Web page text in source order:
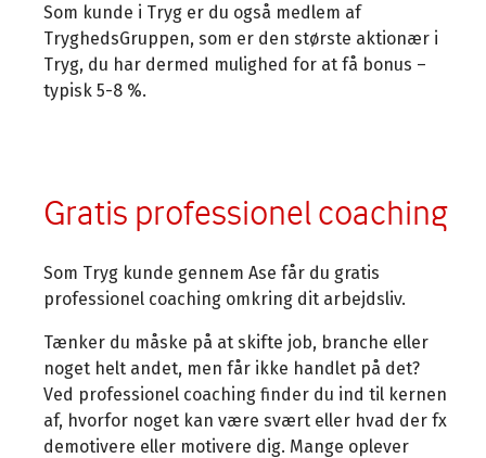
Som kunde i Tryg er du også medlem af
TryghedsGruppen, som er den største aktionær i
Tryg, du har dermed mulighed for at få bonus –
typisk 5-8 %.
Gratis professionel coaching
Som Tryg kunde gennem Ase får du gratis
professionel coaching omkring dit arbejdsliv.
Tænker du måske på at skifte job, branche eller
noget helt andet, men får ikke handlet på det?
Ved professionel coaching finder du ind til kernen
af, hvorfor noget kan være svært eller hvad der fx
demotivere eller motivere dig. Mange oplever